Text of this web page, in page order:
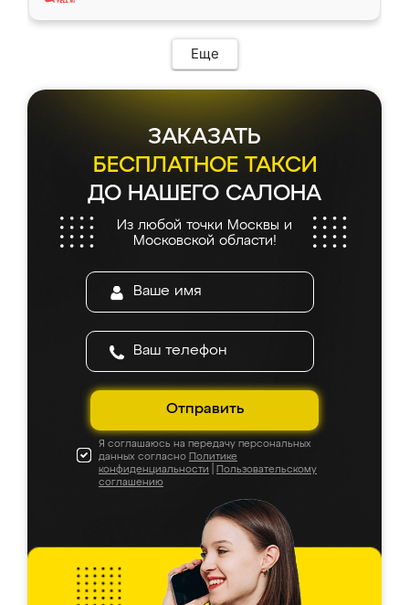
Еще
ЗАКАЗАТЬ
БЕСПЛАТНОЕ ТАКСИ
ДО НАШЕГО САЛОНА
Из любой точки Москвы и
Московской области!
Отправить
Я соглашаюсь на передачу персональных
данных согласно Политике
конфиденциальности
Пользовательскому
соглашению